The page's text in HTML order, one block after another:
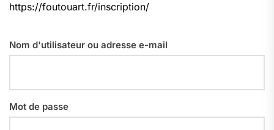
https://foutouart.fr/inscription/
Nom d'utilisateur ou adresse e-mail
Mot de passe